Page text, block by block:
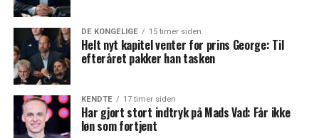
DE KONGELIGE 15 timer siden
Helt nyt kapitel venter for prins George: Til
efteråret pakker han tasken
KENDTE 17 timer siden
Har gjort stort indtryk på Mads Vad: Får ikke
løn som fortjent